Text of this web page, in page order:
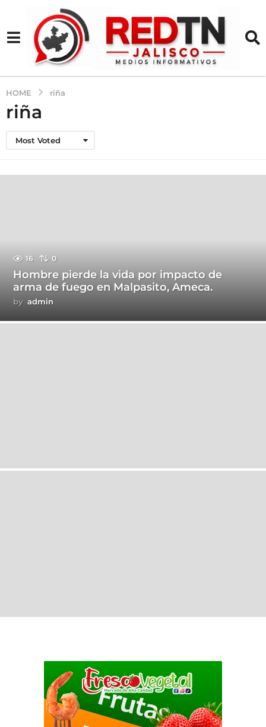
HOME riña
riña
Most Voted
16 0
Hombre pierde la vida por impacto de
arma de fuego en Malpasito, Ameca.
by admin